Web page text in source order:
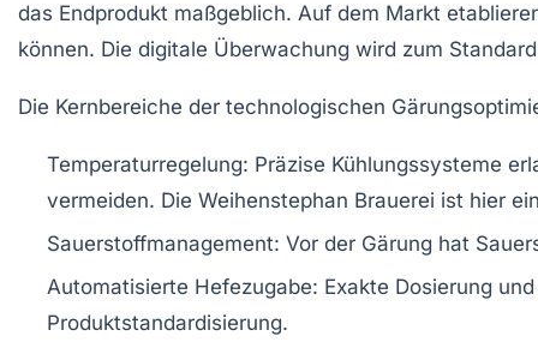
das Endprodukt maßgeblich. Auf dem Markt
können. Die digitale Überwachung wird zum
Die Kernbereiche der technologischen
Temperaturregelung: Präzise Kühlungssysteme
vermeiden. Die Weihenstephan Brauerei ist hier
Sauerstoffmanagement: Vor der Gärung hat
Automatisierte Hefezugabe: Exakte Dosierung
Produktstandardisierung.